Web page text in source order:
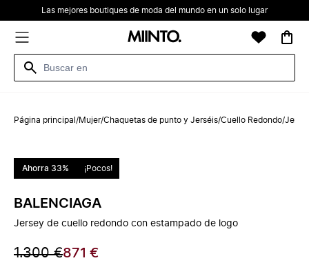
Las mejores boutiques de moda del mundo en un solo lugar
Página principal /Mujer/Chaquetas de punto y Jerséis/Cuello Redondo/
Ahorra 33% ¡Pocos!
BALENCIAGA
Jersey de cuello redondo con estampado de logo
1.300 €871 €